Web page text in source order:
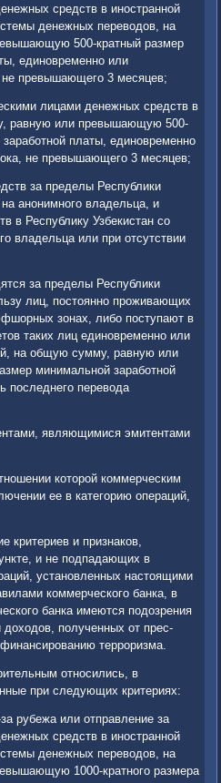
средств в иностранной
денежных переводов, на
500-кратный размер
единовременно или
не превышающего 3 месяцев;
лицами денежных средств в
равную или превышающую 500-
платы, единовременно
не превышающего 3 месяцев;
за пределы Республики
анонимного владельца, и
в Республику Узбекистан со
владельца или при отсутствии
за пределы Республики
лиц, постоянно проживающих
зонах, либо поступают в
таких лиц единовременно или
на общую сумму, равную или
минимальной зара­ботной
последнего перевода
являющимися эмитентами
которой коммерческим
ее в категорию операций,
критериев и признаков,
и не подпадающих в
установленных настоящими
коммерческого банка, в
банка имеют­ся подозрения
доходов, полученных от прес­
терроризма.
относились, в
при следующих критериях:
рубежа или отправление за
средств в иностранной
денежных переводов, на
1000-кратного размера